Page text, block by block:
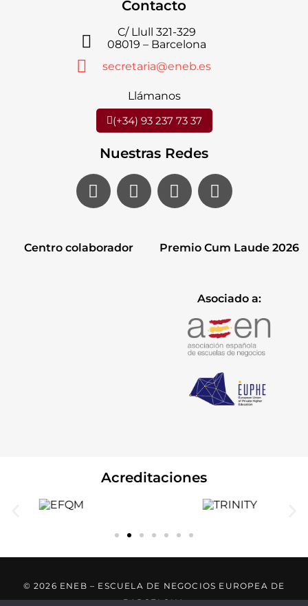
Contacto
C/ Llull 321-329
08019 – Barcelona
secretaria@eneb.es
Llámanos
(+34) 93 237 73 37
Nuestras Redes
Centro colaborador Premio Cum Laude 2026
Asociado a:
Acreditaciones
© 2026 ENEB – ESCUELA DE NEGOCIOS EUROPEA DE
BARCELONA